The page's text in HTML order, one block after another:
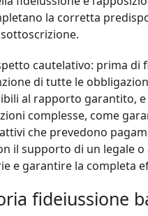
la corretta
cautelativo: prima
di tutte le
al rapporto garantito,
complesse, come
che prevedono
il supporto di un legale
e garantire la completa
fideiussione